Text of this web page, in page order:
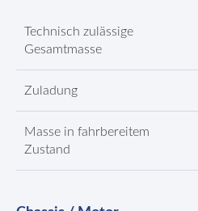
Technisch zulässige
Gesamtmasse
Zuladung
Masse in fahrbereitem
Zustand